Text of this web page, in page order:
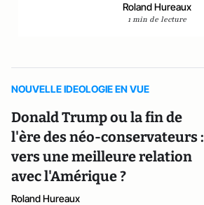
Roland Hureaux
1 min de lecture
NOUVELLE IDEOLOGIE EN VUE
Donald Trump ou la fin de
l'ère des néo-conservateurs :
vers une meilleure relation
avec l'Amérique ?
Roland Hureaux